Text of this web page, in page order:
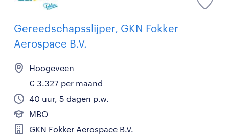
Gereedschapsslijper, GKN Fokker
Aerospace B.V.
Hoogeveen
€ 3.327 per maand
40 uur, 5 dagen p.w.
MBO
GKN Fokker Aerospace B.V.